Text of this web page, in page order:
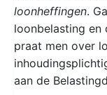
loonheffingen.
loonbelasting en
praat men over
aan de